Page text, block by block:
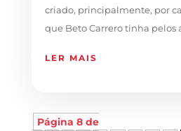
criado, principalmente, por
que Beto Carrero tinha pelos
LER MAIS
Página 8 de